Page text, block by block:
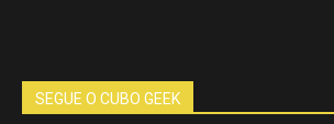
SEGUE O CUBO GEEK